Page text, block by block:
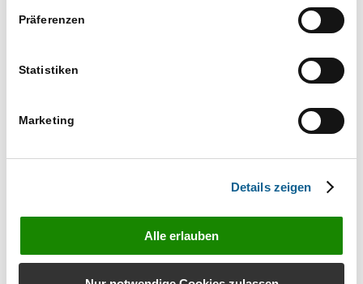
Präferenzen
Statistiken
Marketing
Details zeigen
Alle erlauben
Bestellen Sie unverbindlich das Infomaterial zu